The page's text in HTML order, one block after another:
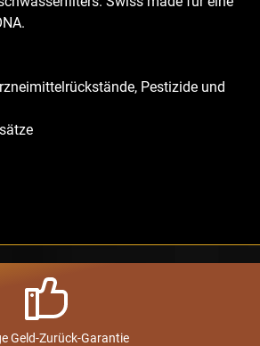
Pestizide und
Geld-Zurück-Garantie